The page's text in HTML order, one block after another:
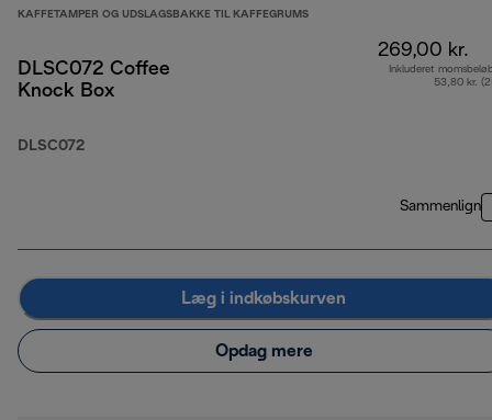
KAFFETAMPER OG UDSLAGSBAKKE TIL KAFFEGRUMS
DLSC072 Coffee
Knock Box
DLSC072
269,00 kr.
Inkluderet
53,80 kr.
Sammenlign
Læg i indkøbskurven
Opdag mere